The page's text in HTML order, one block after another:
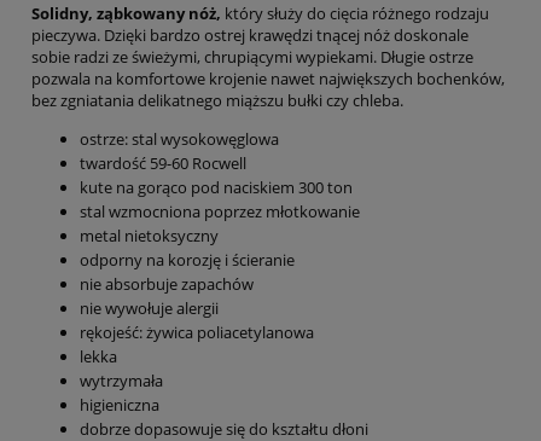
Solidny, ząbkowany nóż, który służy do cięcia różnego rodzaju
pieczywa. Dzięki bardzo ostrej krawędzi tnącej nóż doskonale
sobie radzi ze świeżymi, chrupiącymi wypiekami. Długie ostrze
pozwala na komfortowe krojenie nawet największych bochenków,
bez zgniatania delikatnego miąższu bułki czy chleba.
ostrze: stal wysokowęglowa
twardość 59-60 Rocwell
kute na gorąco pod naciskiem 300 ton
stal wzmocniona poprzez młotkowanie
metal nietoksyczny
odporny na korozję i ścieranie
nie absorbuje zapachów
nie wywołuje alergii
rękojeść: żywica poliacetylanowa
lekka
wytrzymała
higieniczna
dobrze dopasowuje się do kształtu dłoni